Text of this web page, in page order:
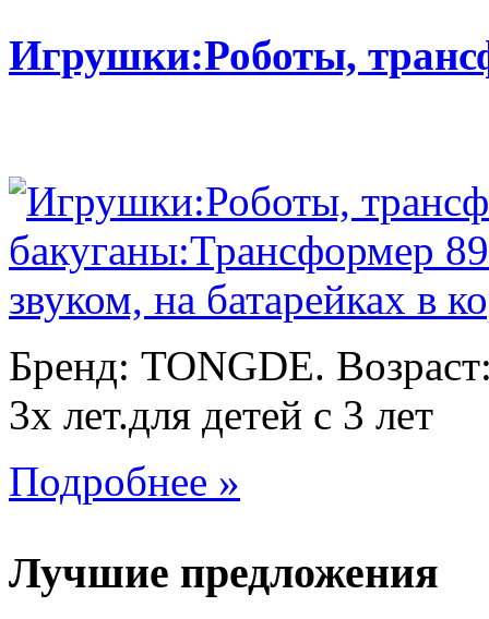
Игрушки:Роботы,
Бренд: TONGDE.
3х лет.для детей с 3 лет
Подробнее »
Лучшие предложения